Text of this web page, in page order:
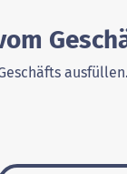
ausfüllen.